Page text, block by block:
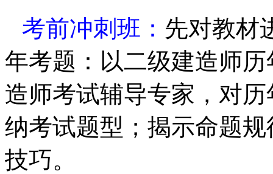
考前冲刺班： 先对教材
年考题：以二级建造师
造师考试辅导专家，对
纳考试题型；揭示命题
技巧。